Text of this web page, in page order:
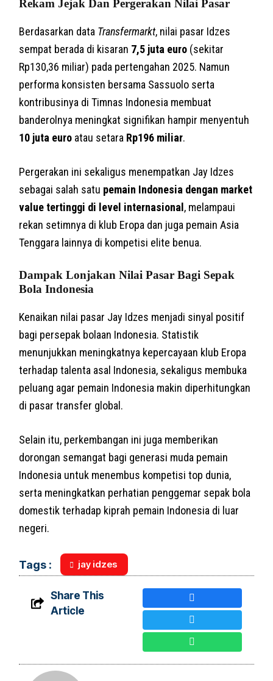
Rekam Jejak Dan Pergerakan Nilai Pasar
Berdasarkan data Transfermarkt, nilai pasar Idzes
sempat berada di kisaran 7,5 juta euro (sekitar
Rp130,36 miliar) pada pertengahan 2025. Namun
performa konsisten bersama Sassuolo serta
kontribusinya di Timnas Indonesia membuat
banderolnya meningkat signifikan hampir menyentuh
10 juta euro atau setara Rp196 miliar.
Pergerakan ini sekaligus menempatkan Jay Idzes
sebagai salah satu pemain Indonesia dengan market
value tertinggi di level internasional, melampaui
rekan setimnya di klub Eropa dan juga pemain Asia
Tenggara lainnya di kompetisi elite benua.
Dampak Lonjakan Nilai Pasar Bagi Sepak
Bola Indonesia
Kenaikan nilai pasar Jay Idzes menjadi sinyal positif
bagi persepak bolaan Indonesia. Statistik
menunjukkan meningkatnya kepercayaan klub Eropa
terhadap talenta asal Indonesia, sekaligus membuka
peluang agar pemain Indonesia makin diperhitungkan
di pasar transfer global.
Selain itu, perkembangan ini juga memberikan
dorongan semangat bagi generasi muda pemain
Indonesia untuk menembus kompetisi top dunia,
serta meningkatkan perhatian penggemar sepak bola
domestik terhadap kiprah pemain Indonesia di luar
negeri.
Tags : jay idzes
Share This
Article